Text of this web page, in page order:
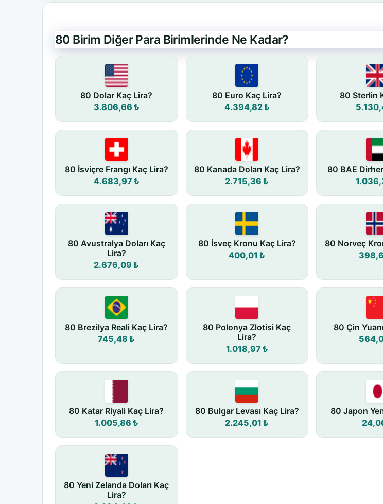
80 Birim Diğer Para Birimlerinde Ne Kadar?
80 Dolar Kaç Lira?
3.806,66 ₺
80 Euro Kaç Lira?
4.394,82 ₺
80 Sterlin
80 İsviçre Frangı Kaç Lira?
4.683,97 ₺
80 Kanada Doları Kaç Lira?
2.715,36 ₺
80 BAE
80 Avustralya Doları Kaç
Lira?
2.676,09 ₺
80 İsveç Kronu Kaç Lira?
400,01 ₺
80 Norveç
80 Brezilya Reali Kaç Lira?
745,48 ₺
80 Polonya Zlotisi Kaç
Lira?
1.018,97 ₺
80 Çin
80 Katar Riyali Kaç Lira?
1.005,86 ₺
80 Bulgar Levası Kaç Lira?
2.245,01 ₺
80 Japon
80 Yeni Zelanda Doları Kaç
Lira?